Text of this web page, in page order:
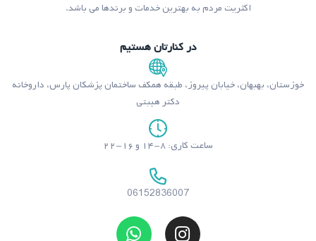
اکثریت مردم به بهترین خدمات و برندها می باشد.
در کنارتان هستیم
خوزستان، بهبهان، خیابان پیروز، طبقه همکف ساختمان پزشکان پارس، داروخانه
دکتر هیبتی
ساعت کاری: ۸-۱۴ و ۱۶-۲۲
06152836007